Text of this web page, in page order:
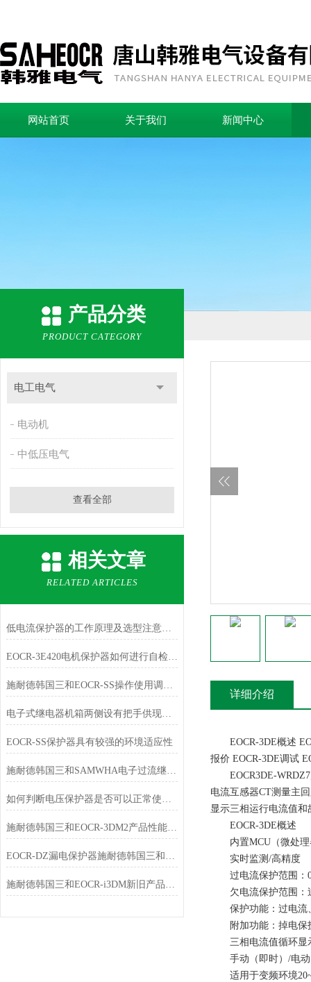
网站首页 关于我们 新闻中心
产品分类
PRODUCT CATEGORY
电工电气
电动机
中低压电气
查看全部
相关文章
RELATED ARTICLES
低电流保护器的工作原理及选型注意事项
EOCR-3E420电机保护器如何进行自检和故障记录查询
施耐德韩国三和EOCR-SS操作使用调整选型及报价
电子式继电器机箱两侧设有把手供现场搬移
EOCR-SS保护器具有较强的环境适应性
施耐德韩国三和SAMWHA电子过流继电器EOCR-SS该如何使用？
如何判断电压保护器是否可以正常使用？
施耐德韩国三和EOCR-3DM2产品性能提升
EOCR-DZ漏电保护器施耐德韩国三和电动机保护继电器
施耐德韩国三和EOCR-i3DM新旧产品产品订购代码对应表
详细介绍
EOCR-3DE概述
报价 EOCR-3DE调试
EOCR3DE-
电流互感器CT测量主
显示三相运行电流值
EOCR-3DE概述
内置MCU（微处理
实时监测/高精度
过电流保护范围：
欠电流保护范围：
保护功能：过电流、
附加功能：掉电保
三相电流值循环显示
手动（即时）/电动
适用于变频环境